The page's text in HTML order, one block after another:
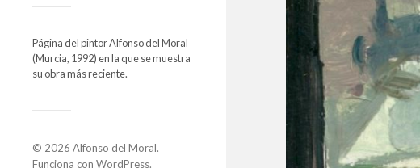
Página del pintor Alfonso del Moral
(Murcia, 1992) en la que se muestra
su obra más reciente.
© 2026 Alfonso del Moral.
Funciona con WordPress.